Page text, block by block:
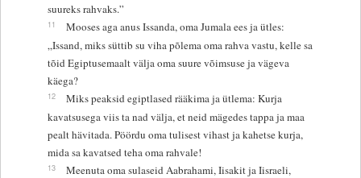
suureks rahvaks.”
11
Mooses aga anus Issanda, oma Jumala ees ja ütles:
„Issand, miks süttib su viha põlema oma rahva vastu, kelle sa
tõid Egiptusemaalt välja oma suure võimsuse ja vägeva
käega?
12
Miks peaksid egiptlased rääkima ja ütlema: Kurja
kavatsusega viis ta nad välja, et neid mägedes tappa ja maa
pealt hävitada. Pöördu oma tulisest vihast ja kahetse kurja,
mida sa kavatsed teha oma rahvale!
13
Meenuta oma sulaseid Aabrahami, Iisakit ja Iisraeli,